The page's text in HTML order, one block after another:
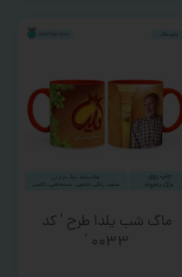
ماگ شب یلدا طرح ‘ کد
۰۰۳۳ ‘